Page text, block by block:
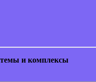
и комплексы